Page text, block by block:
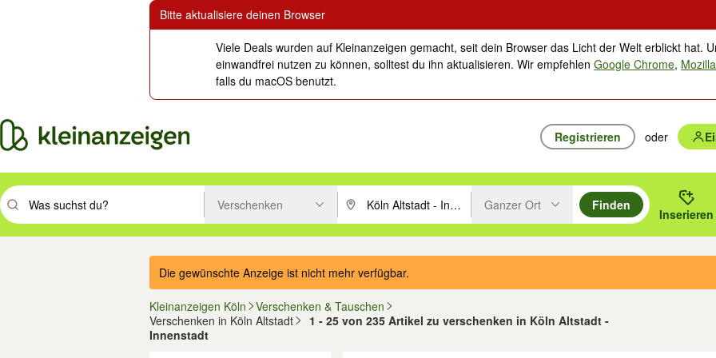
Bitte aktualisiere deinen Browser
Viele Deals wurden auf Kleinanzeigen gemacht, seit dein Browser das Licht der Welt erblickt hat.
einwandfrei nutzen zu können, solltest du ihn aktualisieren. Wir empfehlenGoogle Chrome,
falls du macOS benutzt.
Registrieren oder
Suchbegriff eingeben. Eingabetaste drücken um zu suchen, oder Vorschläge mit den Pfeiltasten nach oben/unten durchsuchen und mit
Verschenken PLZ oder Ort eingeben. Eingabetaste drücken um zu suchen, oder
Ganzer Ort
Finden
Inserieren
Die gewünschte Anzeige ist nicht mehr verfügbar.
Kleinanzeigen Köln
Verschenken & Tauschen
Verschenken in Köln Altstadt
1 - 25 von 235 Artikel zu verschenken in Köln Altstadt -
Innenstadt